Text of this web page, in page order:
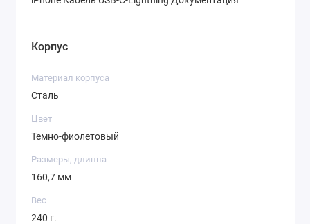
Корпус
Материал корпуса
Сталь
Цвет
Темно-фиолетовый
Размеры, длинна
160,7 мм
Вес
240 г.